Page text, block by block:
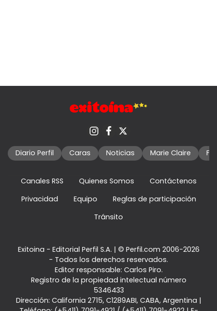
Diario Perfil Caras Noticias Marie Claire
Canales RSS Quienes Somos
Contáctenos
Privacidad
Equipo
Reglas de participación
Tránsito
Exitoina - Editorial Perfil S.A. | © Perfil.com 2006-2026
- Todos los derechos reservados.
Editor responsable: Carlos Piro.
Registro de la propiedad intelectual número
5346433
Dirección: California 2715, C1289ABI, CABA, Argentina |